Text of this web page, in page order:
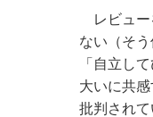
レビュー
ない（そ
「自立し
大いに共
批判され